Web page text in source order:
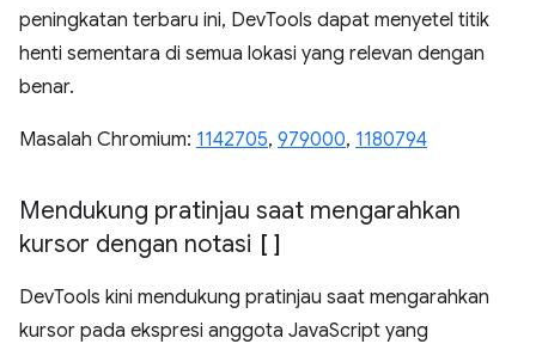
peningkatan terbaru ini, DevTools dapat menyetel titik
henti sementara di semua lokasi yang relevan dengan
benar.
Masalah Chromium: 1142705, 979000, 1180794
Mendukung pratinjau saat mengarahkan
kursor dengan notasi []
DevTools kini mendukung pratinjau saat mengarahkan
kursor pada ekspresi anggota JavaScript yang